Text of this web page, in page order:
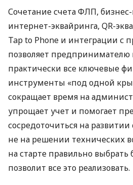
Сочетание счета ФЛП, бизнес-
интернет-эквайринга, QR-
Tap to Phone и интеграции с
позволяет предпринимателю
практически все ключевые
инструменты «под одной
сокращает время на
упрощает учет и помогает
сосредоточиться на развитии
не на решении технических
на старте правильно выбрать
позволит все это реализовать.